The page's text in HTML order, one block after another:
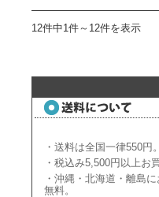
12件中1件～12件を表示
・送料は全国一律550円。
・税込み5,500円以上お
・沖縄・北海道・離島
無料。